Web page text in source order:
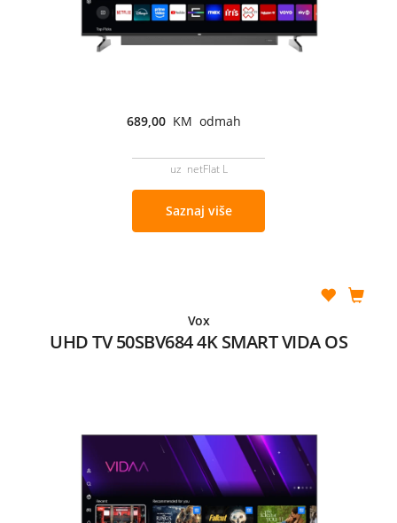
689,00 KM odmah
uz netFlat L
Saznaj više
Vox
UHD TV 50SBV684 4K SMART VIDA OS